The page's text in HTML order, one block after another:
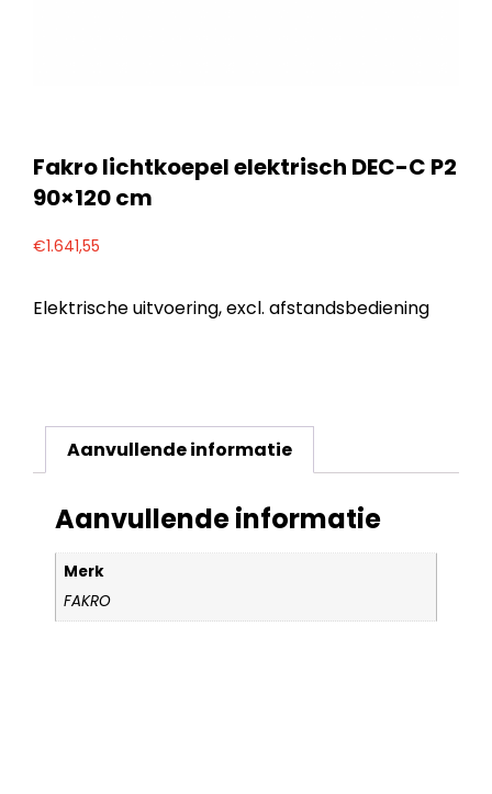
Fakro lichtkoepel elektrisch DEC-C P2
90×120 cm
€1.641,55
Elektrische uitvoering, excl. afstandsbediening
Aanvullende informatie
Aanvullende informatie
Merk
FAKRO